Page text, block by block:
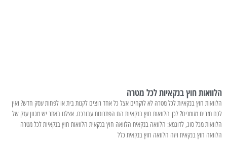
הלוואות חוץ בנקאיות לכל מטרה
הלוואות חוץ בנקאיות לכל מטרה לא לוקחים אצל כל אחד רוצים לקנות בית או לפחות עסק חדש? ואין
לכם תזרים מזומנים? לכן הלוואות חוץ בנקאיות הם הפתרונות עבורכם. אצלנו באתר יש מגוון ענק של
הלוואות מכל סוג, לדוגמא: הלוואה בנקאית הלוואה חוץ בנקאית הלוואות חוץ בנקאיות לכל מטרה
הלוואה חוץ בנקאית ויזה הלוואה חוץ בנקאית כלל